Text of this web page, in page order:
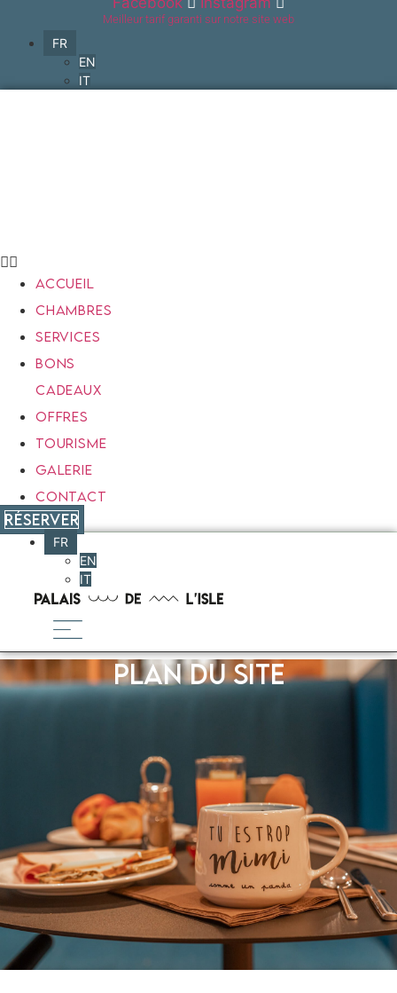
Meilleur tarif garanti sur notre site web
FR
EN
IT
ACCUEIL
CHAMBRES
SERVICES
BONS
CADEAUX
OFFRES
TOURISME
GALERIE
CONTACT
RÉSERVER
FR
EN
IT
Plan du site